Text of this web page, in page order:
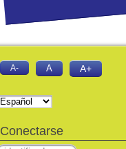
A- A A+
Conectarse